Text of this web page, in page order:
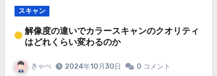
スキャン
解像度の違いでカラースキャンのクオリティ
はどれくらい変わるのか
きゃべ 2024年10月30日 0 コメント